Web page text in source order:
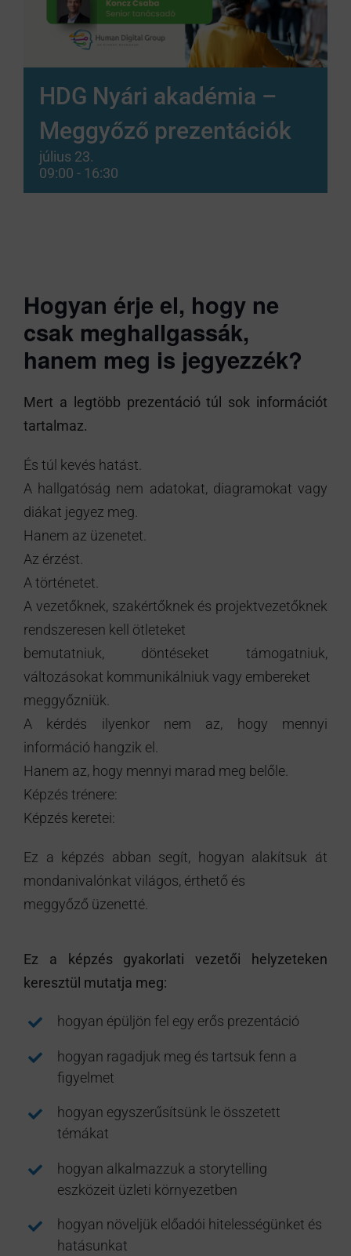
HDG Nyári akadémia –
Meggyőző prezentációk
július 23.
09:00 - 16:30
Hogyan érje el, hogy ne
csak meghallgassák,
hanem meg is jegyezzék?
Mert a legtöbb prezentáció túl sok információt
tartalmaz.
És túl kevés hatást.
A hallgatóság nem adatokat, diagramokat vagy
diákat jegyez meg.
Hanem az üzenetet.
Az érzést.
A történetet.
A vezetőknek, szakértőknek és projektvezetőknek
rendszeresen kell ötleteket
bemutatniuk, döntéseket támogatniuk,
változásokat kommunikálniuk vagy embereket
meggyőzniük.
A kérdés ilyenkor nem az, hogy mennyi
információ hangzik el.
Hanem az, hogy mennyi marad meg belőle.
Képzés trénere:
Képzés keretei:
Ez a képzés abban segít, hogyan alakítsuk át
mondanivalónkat világos, érthető és
meggyőző üzenetté.
Ez a képzés gyakorlati vezetői helyzeteken
keresztül mutatja meg:
hogyan épüljön fel egy erős prezentáció
hogyan ragadjuk meg és tartsuk fenn a
figyelmet
hogyan egyszerűsítsünk le összetett
témákat
hogyan alkalmazzuk a storytelling
eszközeit üzleti környezetben
hogyan növeljük előadói hitelességünket és
hatásunkat